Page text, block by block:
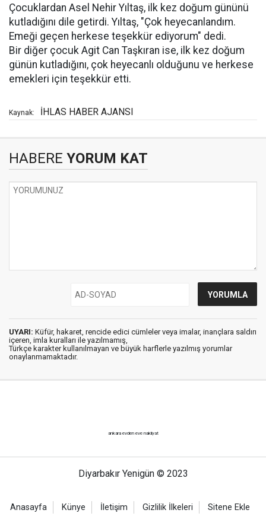
Çocuklardan Asel Nehir Yıltaş, ilk kez doğum gününü
kutladığını dile getirdi. Yıltaş, "Çok heyecanlandım.
Emeği geçen herkese teşekkür ediyorum" dedi.
Bir diğer çocuk Agit Can Taşkıran ise, ilk kez doğum
günün kutladığını, çok heyecanlı olduğunu ve herkese
emekleri için teşekkür etti.
Kaynak: İHLAS HABER AJANSI
HABERE YORUM KAT
UYARI: Küfür, hakaret, rencide edici cümleler veya imalar, inançlara saldırı
içeren, imla kuralları ile yazılmamış,
Türkçe karakter kullanılmayan ve büyük harflerle yazılmış yorumlar
onaylanmamaktadır.
ankara evden eve nakliyat
Diyarbakır Yenigün © 2023
Anasayfa Künye İletişim Gizlilik İlkeleri Sitene Ekle